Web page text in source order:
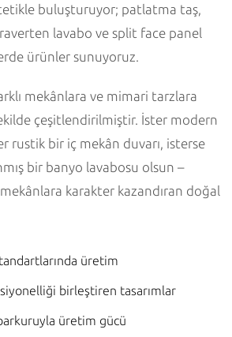
buluşturuyor; patlatma taş,
lavabo ve split face panel
ürünler sunuyoruz.
mekânlara ve mimari tarzlara
çeşitlendirilmiştir. İster modern
rustik bir iç mekân duvarı, isterse
bir banyo lavabosu olsun –
karakter kazandıran doğal
üretim
birleştiren tasarımlar
üretim gücü